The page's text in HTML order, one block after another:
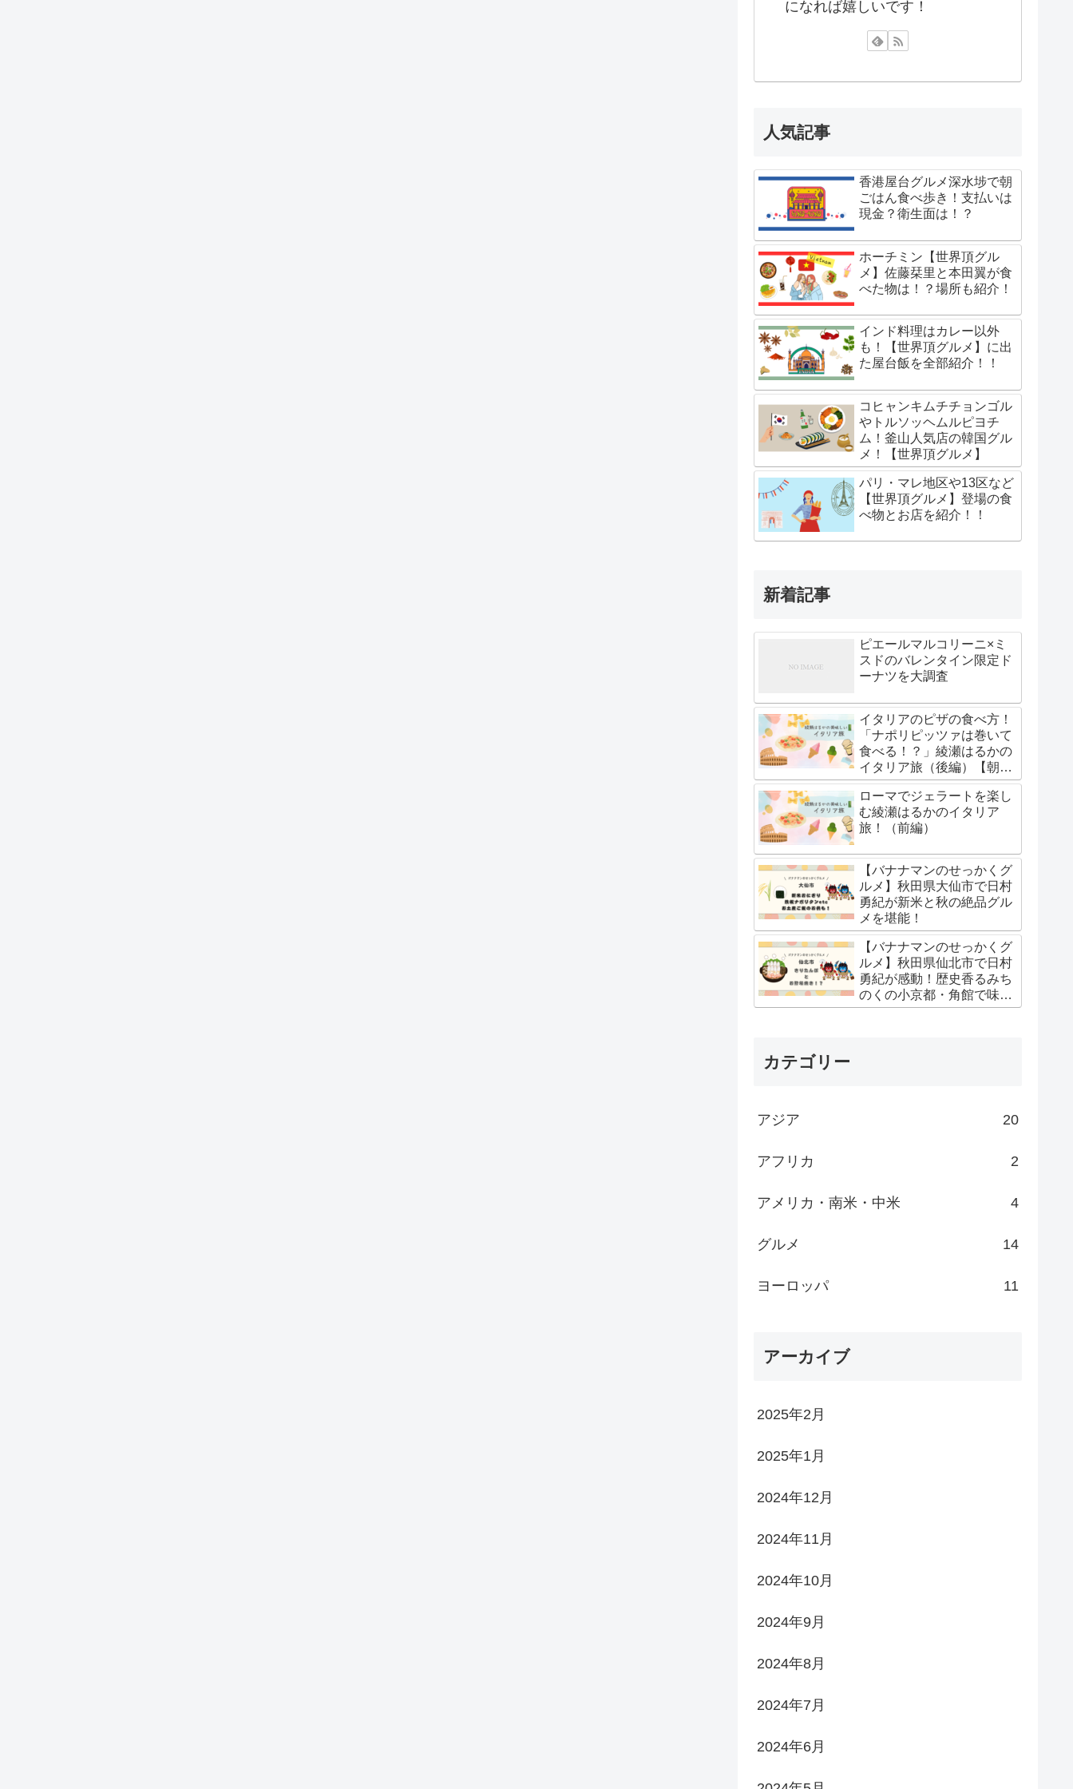
になれば嬉しいです！
人気記事
香港屋台グルメ深水埗で朝
ごはん食べ歩き！支払いは
現金？衛生面は！？
ホーチミン【世界頂グル
メ】佐藤栞里と本田翼が食
べた物は！？場所も紹介！
インド料理はカレー以外
も！【世界頂グルメ】に出
た屋台飯を全部紹介！！
コヒャンキムチチョンゴル
やトルソッヘムルピヨチ
ム！釜山人気店の韓国グル
メ！【世界頂グルメ】
パリ・マレ地区や13区など
【世界頂グルメ】登場の食
べ物とお店を紹介！！
新着記事
ピエールマルコリーニ×ミ
スドのバレンタイン限定ド
ーナツを大調査
イタリアのピザの食べ方！
「ナポリピッツァは巻いて
食べる！？」綾瀬はるかの
イタリア旅（後編）【朝イ
チ】
ローマでジェラートを楽し
む綾瀬はるかのイタリア
旅！（前編）
【バナナマンのせっかくグ
ルメ】秋田県大仙市で日村
勇紀が新米と秋の絶品グル
メを堪能！
【バナナマンのせっかくグ
ルメ】秋田県仙北市で日村
勇紀が感動！歴史香るみち
のくの小京都・角館で味わ
う贅沢ご当地グルメ
カテゴリー
アジア 20
アフリカ 2
アメリカ・南米・中米 4
グルメ 14
ヨーロッパ 11
アーカイブ
2025年2月
2025年1月
2024年12月
2024年11月
2024年10月
2024年9月
2024年8月
2024年7月
2024年6月